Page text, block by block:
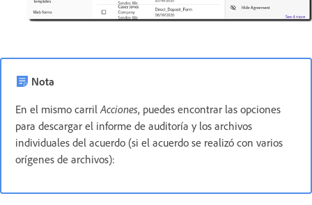
Nota
En el mismo carrilAcciones, puedes encontrar las opciones
para descargar el informe de auditoría y los archivos
individuales del acuerdo (si el acuerdo se realizó con varios
orígenes de archivos):